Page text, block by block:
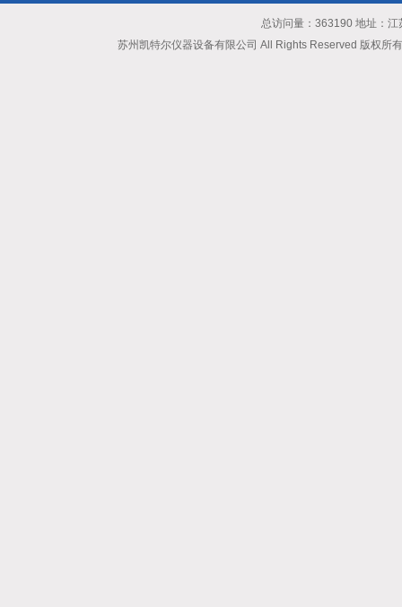
总访问量：363190 地址：
苏州凯特尔仪器设备有限公司 All Rights Reserved 版权所